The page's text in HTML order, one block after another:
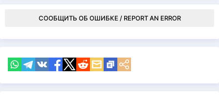
СООБЩИТЬ ОБ ОШИБКЕ / REPORT AN ERROR